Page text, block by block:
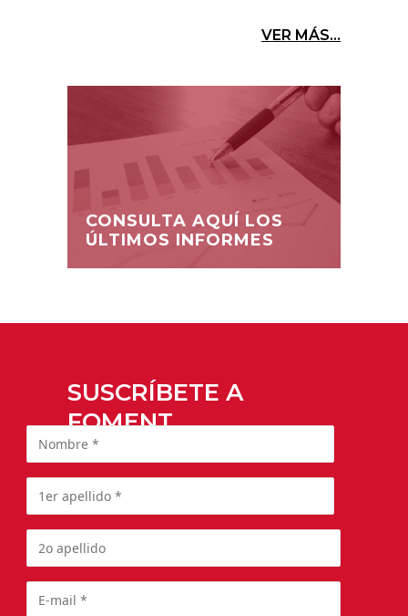
VER MÁS...
CONSULTA AQUÍ LOS
ÚLTIMOS INFORMES
SUSCRÍBETE A
FOMENT